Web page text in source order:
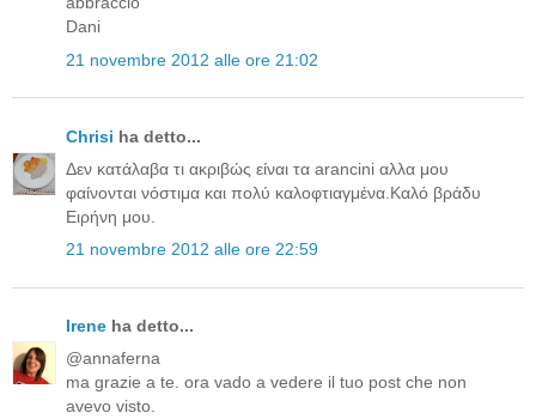
Dani
21 novembre 2012 alle ore 21:02
Chrisi ha detto...
Δεν κατάλαβα τι ακριβώς είναι τα arancini αλλα μου
φαίνονται νόστιμα και πολύ καλοφτιαγμένα.Καλό βράδυ
Ειρήνη μου.
21 novembre 2012 alle ore 22:59
Irene ha detto...
@annaferna
ma grazie a te. ora vado a vedere il tuo post che non
avevo visto.